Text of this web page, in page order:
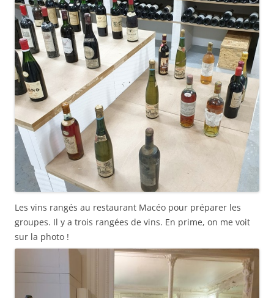
Les vins rangés au restaurant Macéo pour préparer les
groupes. Il y a trois rangées de vins. En prime, on me voit
sur la photo !